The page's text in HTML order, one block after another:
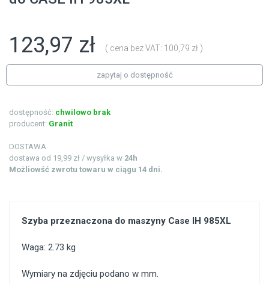
123,97 zł ( cena bez VAT: 100,79 zł )
zapytaj o dostępność
dostępność: chwilowo brak
producent: Granit
DOSTAWA
dostawa od 19,99 zł / wysyłka w 24h
Możliowść zwrotu towaru w ciągu 14 dni.
Szyba przeznaczona do maszyny Case IH 985XL
Waga: 2.73 kg
Wymiary na zdjęciu podano w mm.